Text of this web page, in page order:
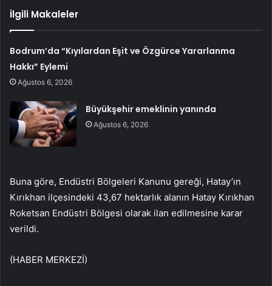
İlgili Makaleler
Bodrum’da “Kıyılardan Eşit ve Özgürce Yararlanma
Hakkı” Eylemi
Ağustos 6, 2026
Büyükşehir emeklinin yanında
Ağustos 6, 2026
Buna göre, Endüstri Bölgeleri Kanunu gereği, Hatay’ın
Kırıkhan ilçesindeki 43,67 hektarlık alanın Hatay Kırıkhan
Roketsan Endüstri Bölgesi olarak ilan edilmesine karar
verildi.
(HABER MERKEZİ)